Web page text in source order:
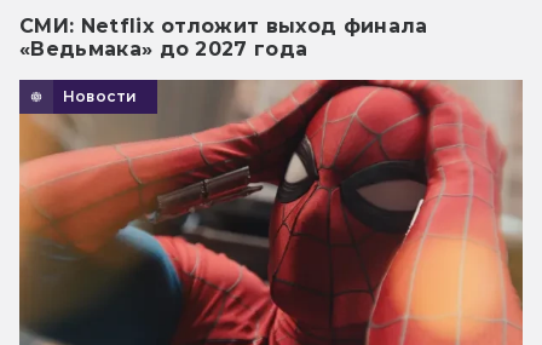
СМИ: Netflix отложит выход финала
«Ведьмака» до 2027 года
Новости